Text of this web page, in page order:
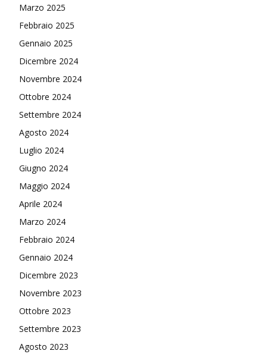
Marzo 2025
Febbraio 2025
Gennaio 2025
Dicembre 2024
Novembre 2024
Ottobre 2024
Settembre 2024
Agosto 2024
Luglio 2024
Giugno 2024
Maggio 2024
Aprile 2024
Marzo 2024
Febbraio 2024
Gennaio 2024
Dicembre 2023
Novembre 2023
Ottobre 2023
Settembre 2023
Agosto 2023